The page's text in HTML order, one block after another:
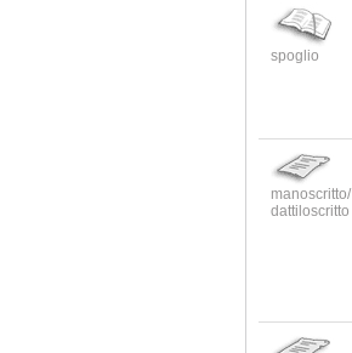
spoglio
manoscritto/
dattiloscritto